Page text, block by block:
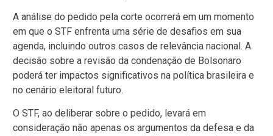
A análise do pedido pela corte ocorrerá em um momento
em que o STF enfrenta uma série de desafios em sua
agenda, incluindo outros casos de relevância nacional. A
decisão sobre a revisão da condenação de Bolsonaro
poderá ter impactos significativos na política brasileira e
no cenário eleitoral futuro.
O STF, ao deliberar sobre o pedido, levará em
consideração não apenas os argumentos da defesa e da